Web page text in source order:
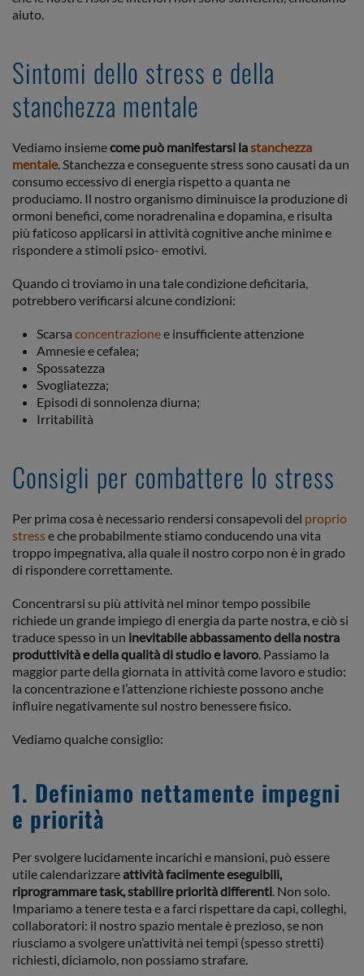
aiuto.
Sintomi dello stress e della
stanchezza mentale
Vediamo insiemecome può manifestarsi lastanchezza
mentale. Stanchezza e conseguente stress sono causati da un
consumo eccessivo di energia rispetto a quanta ne
produciamo. Il nostro organismo diminuisce la produzione di
ormoni benefici, come noradrenalina e dopamina, e risulta
più faticoso applicarsi in attività cognitive anche minime e
rispondere a stimoli psico- emotivi.
Quando ci troviamo in una tale condizione deficitaria,
potrebbero verificarsi alcune condizioni:
Scarsa concentrazionee insufficiente attenzione
Amnesie e cefalea;
Spossatezza
Svogliatezza;
Episodi di sonnolenza diurna;
Irritabilità
Consigli per combattere lo stress
Per prima cosa è necessario rendersi consapevoli del proprio
stresse che probabilmente stiamo conducendo una vita
troppo impegnativa, alla quale il nostro corpo non è in grado
di rispondere correttamente.
Concentrarsi su più attività nel minor tempo possibile
richiede un grande impiego di energia da parte nostra, e ciò si
traduce spesso in un inevitabile abbassamento della nostra
produttività e della qualità di studio e lavoro. Passiamo la
maggior parte della giornata in attività come lavoro e studio:
la concentrazione e l’attenzione richieste possono anche
influire negativamente sul nostro benessere fisico.
Vediamo qualche consiglio:
1. Definiamo nettamente impegni
e priorità
Per svolgere lucidamente incarichi e mansioni, può essere
utile calendarizzareattività facilmente eseguibili,
riprogrammare task, stabilire priorità differenti. Non solo.
Impariamo a tenere testa e a farci rispettare da capi, colleghi,
collaboratori: il nostro spazio mentale è prezioso, se non
riusciamo a svolgere un’attività nei tempi (spesso stretti)
richiesti, diciamolo, non possiamo strafare.